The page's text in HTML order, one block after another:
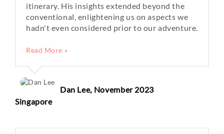
itinerary. His insights extended beyond the
conventional, enlightening us on aspects we
hadn't even considered prior to our adventure.
Read More »
Dan Lee, November 2023
Singapore